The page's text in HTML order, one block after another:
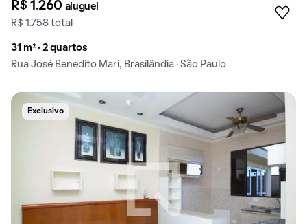
R$ 1.260 aluguel
R$ 1.758 total
31 m² · 2 quartos
Rua José Benedito Mari, Brasilândia · São Paulo
Exclusivo